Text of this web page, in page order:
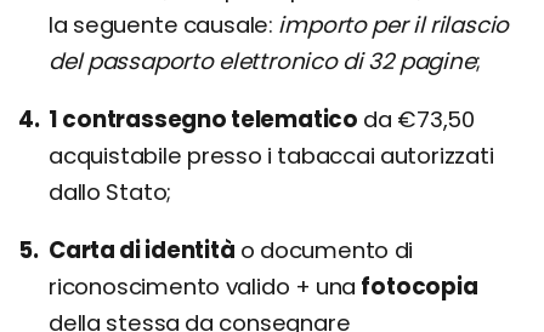
la seguente causale: importo per il rilascio
del passaporto elettronico di 32 pagine;
1 contrassegno telematico da €73,50
acquistabile presso i tabaccai autorizzati
dallo Stato;
Carta di identità o documento di
riconoscimento valido + una fotocopia
della stessa da consegnare